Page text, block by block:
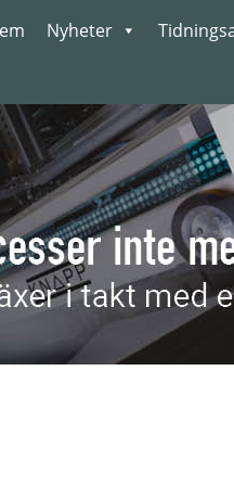
Nyheter